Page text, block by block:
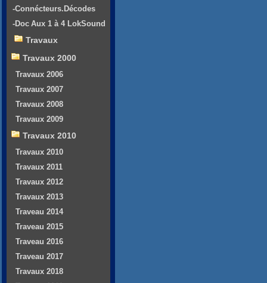
-Connécteurs.Décodes
-Doc Aux 1 à 4 LokSound
Travaux
Travaux 2000
Travaux 2006
Travaux 2007
Travaux 2008
Travaux 2009
Travaux 2010
Travaux 2010
Travaux 2011
Travaux 2012
Travaux 2013
Traveau 2014
Traveau 2015
Traveau 2016
Traveau 2017
Travaux 2018